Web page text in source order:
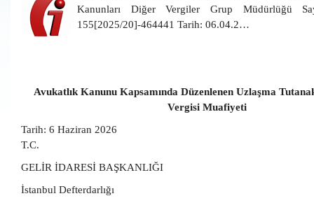
Kanunları Diğer Vergiler Grup Müdürlüğü
155[2025/20]-464441 Tarih: 06.04.2…
Avukatlık Kanunu Kapsamında Düzenlenen Uzlaşma
Vergisi Muafiyeti
Tarih: 6 Haziran 2026
T.C.
GELİR İDARESİ BAŞKANLIĞI
İstanbul Defterdarlığı